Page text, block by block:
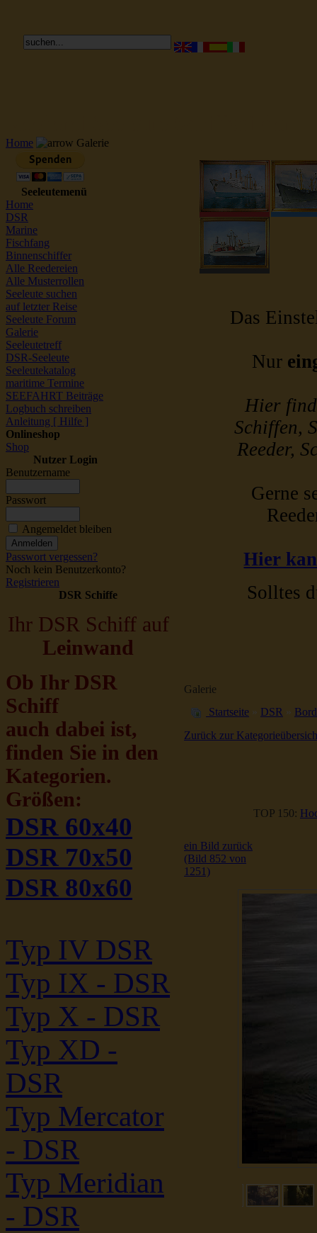
Home Galerie
Seeleutemenü
Home
DSR
Marine
Fischfang
Binnenschiffer
Alle Reedereien
Alle Musterrollen
Seeleute suchen
auf letzter Reise
Seeleute Forum
Galerie
Seeleutetreff
DSR-Seeleute
Seeleutekatalog
maritime Termine
SEEFAHRT Beiträge
Logbuch schreiben
Anleitung [ Hilfe ]
Onlineshop
Shop
Nutzer Login
Benutzername
Passwort
Angemeldet bleiben
Passwort vergessen?
Noch kein Benutzerkonto?
Registrieren
DSR Schiffe
Ihr DSR Schiff auf
Leinwand
Ob Ihr DSR
Schiff
auch dabei ist,
finden Sie in den
Kategorien.
Größen:
DSR 60x40
DSR 70x50
DSR 80x60
Typ IV DSR
Typ IX - DSR
Typ X - DSR
Typ XD -
DSR
Typ Mercator
- DSR
Typ Meridian
- DSR
Das
Nur
Hier
Schiffen,
Reeder,
Gerne
Hier
Solltes
Galerie
Startseite » DSR »
Zurück zur
TOP 150:
ein Bild zurück
(Bild 852 von
1251)